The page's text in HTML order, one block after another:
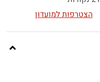
הצטרפות למועדון